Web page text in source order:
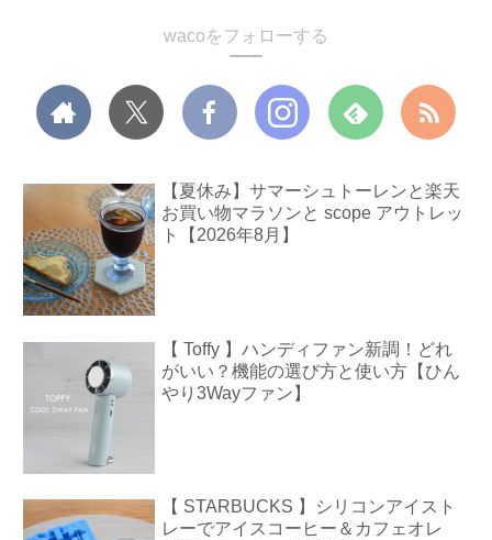
wacoをフォローする
【夏休み】サマーシュトーレンと楽天
お買い物マラソンと scope アウトレッ
ト【2026年8月】
【 Toffy 】ハンディファン新調！どれ
がいい？機能の選び方と使い方【ひん
やり3Wayファン】
【 STARBUCKS 】シリコンアイスト
レーでアイスコーヒー＆カフェオレ